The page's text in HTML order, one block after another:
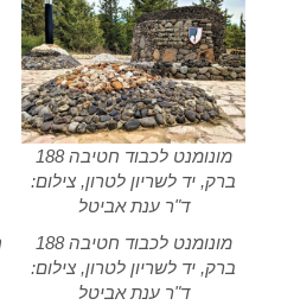
מונומנט לכבוד חטיבה 188
ברק, יד לשריון לטרון, צילום:
ד"ר ענת אביטל
מונומנט לכבוד חטיבה 188
ברק, יד לשריון לטרון, צילום:
ד"ר ענת אביטל